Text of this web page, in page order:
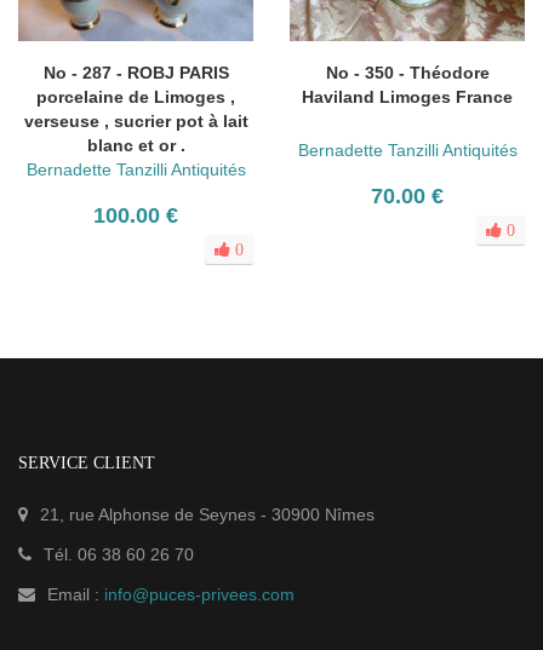
No - 287 - ROBJ PARIS
porcelaine de Limoges ,
verseuse , sucrier pot à lait
blanc et or .
Bernadette Tanzilli Antiquités
100.00 €
0
No - 350 - Théodore
Haviland Limoges France
Bernadette Tanzilli Antiquités
70.00 €
0
SERVICE CLIENT
21, rue Alphonse de Seynes - 30900 Nîmes
Tél. 06 38 60 26 70
Email : info@puces-privees.com